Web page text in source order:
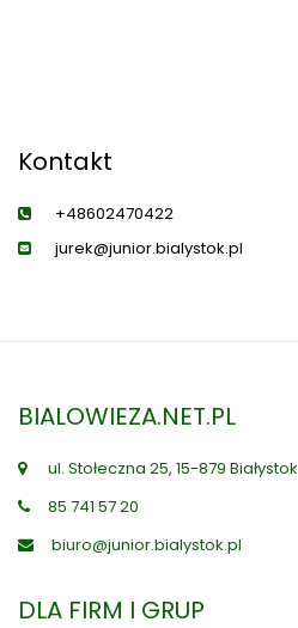
Kontakt
+48602470422
jurek@junior.bialystok.pl
BIALOWIEZA.NET.PL
ul. Stołeczna 25, 15-879 Białystok
85 741 57 20
biuro@junior.bialystok.pl
DLA FIRM I GRUP